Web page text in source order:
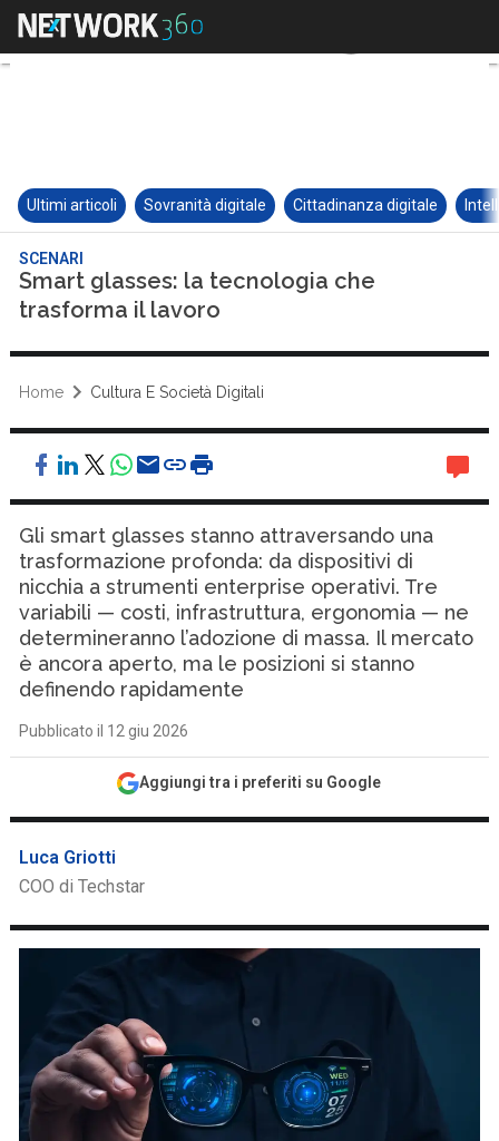
Ultimi articoli Sovranità digitale Cittadinanza digitale
SCENARI
Smart glasses: la tecnologia che
trasforma il lavoro
Home Cultura E Società Digitali
Gli smart glasses stanno attraversando una
trasformazione profonda: da dispositivi di
nicchia a strumenti enterprise operativi. Tre
variabili — costi, infrastruttura, ergonomia — ne
determineranno l’adozione di massa. Il mercato
è ancora aperto, ma le posizioni si stanno
definendo rapidamente
Pubblicato il 12 giu 2026
Aggiungi tra i preferiti su Google
Luca Griotti
COO di Techstar